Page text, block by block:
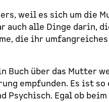
weil es sich um die
auch alle Dinge darin,
die ihr
Buch über das Mutter
empfunden. Es ist
Psychisch. Egal ob